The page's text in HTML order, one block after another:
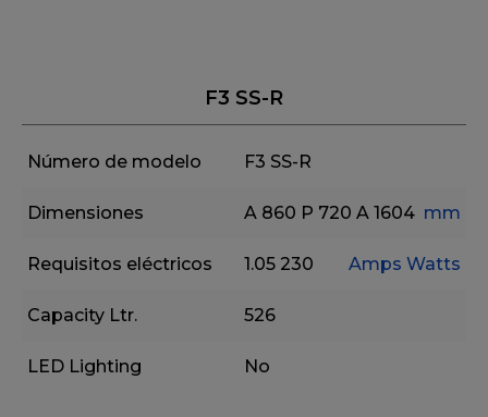
F3 SS-R
Número de modelo F3 SS-R
Dimensiones A 860 P 720 A 1604 mm
Requisitos eléctricos 1.05 230 Amps Watts
Capacity Ltr. 526
LED Lighting No